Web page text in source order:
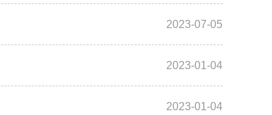
2023-07-05
2023-01-04
2023-01-04